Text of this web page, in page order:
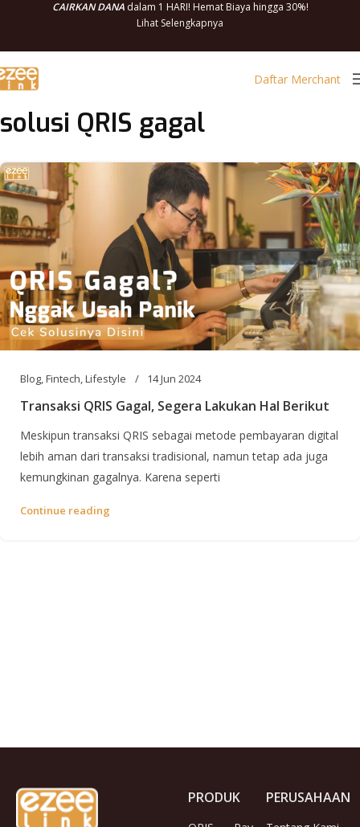
CAIRKAN DANAdalam 1 HARI! Hemat Biaya hingga 30%!
Lihat Selengkapnya
Daftar Merchant
solusi QRIS gagal
Blog,Fintech,Lifestyle 14 Jun 2024
Transaksi QRIS Gagal, Segera Lakukan Hal Berikut
Meskipun transaksi QRIS sebagai metode pembayaran digital
lebih aman dari transaksi tradisional, namun tetap ada juga
kemungkinan gagalnya. Karena seperti
Continue reading
PRODUK PERUSAHAAN